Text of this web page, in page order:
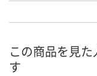
この商品を見
す